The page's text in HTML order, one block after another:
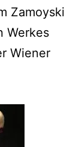
Zamoyski
Werkes
Wiener